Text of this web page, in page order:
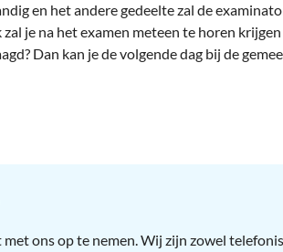
en het andere gedeelte zal de
je na het examen meteen te horen
Dan kan je de volgende dag bij de
ons op te nemen. Wij zijn zowel